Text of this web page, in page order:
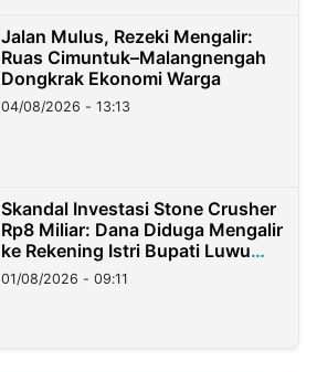
Jalan Mulus, Rezeki Mengalir:
Ruas Cimuntuk–Malangnengah
Dongkrak Ekonomi Warga
04/08/2026 - 13:13
Skandal Investasi Stone Crusher
Rp8 Miliar: Dana Diduga Mengalir
ke Rekening Istri Bupati Luwu
Timur
01/08/2026 - 09:11